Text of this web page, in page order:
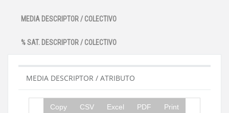
MEDIA DESCRIPTOR / COLECTIVO
% SAT. DESCRIPTOR / COLECTIVO
MEDIA DESCRIPTOR / ATRIBUTO
Copy CSV Excel PDF Print